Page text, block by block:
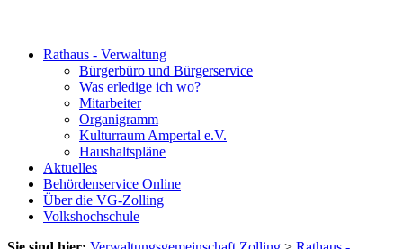
Rathaus - Verwaltung
Bürgerbüro und Bürgerservice
Was erledige ich wo?
Mitarbeiter
Organigramm
Kulturraum Ampertal e.V.
Haushaltspläne
Aktuelles
Behördenservice Online
Über die VG-Zolling
Volkshochschule